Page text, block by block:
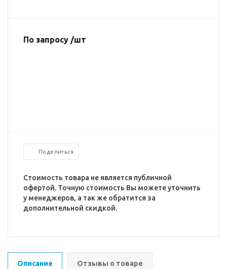
По запросу /шт
Поделиться
Стоимость товара не является публичной
офертой. Точную стоимость Вы можете уточнить
у менеджеров, а так же обратится за
дополнительной скидкой.
Описание Отзывы о товаре